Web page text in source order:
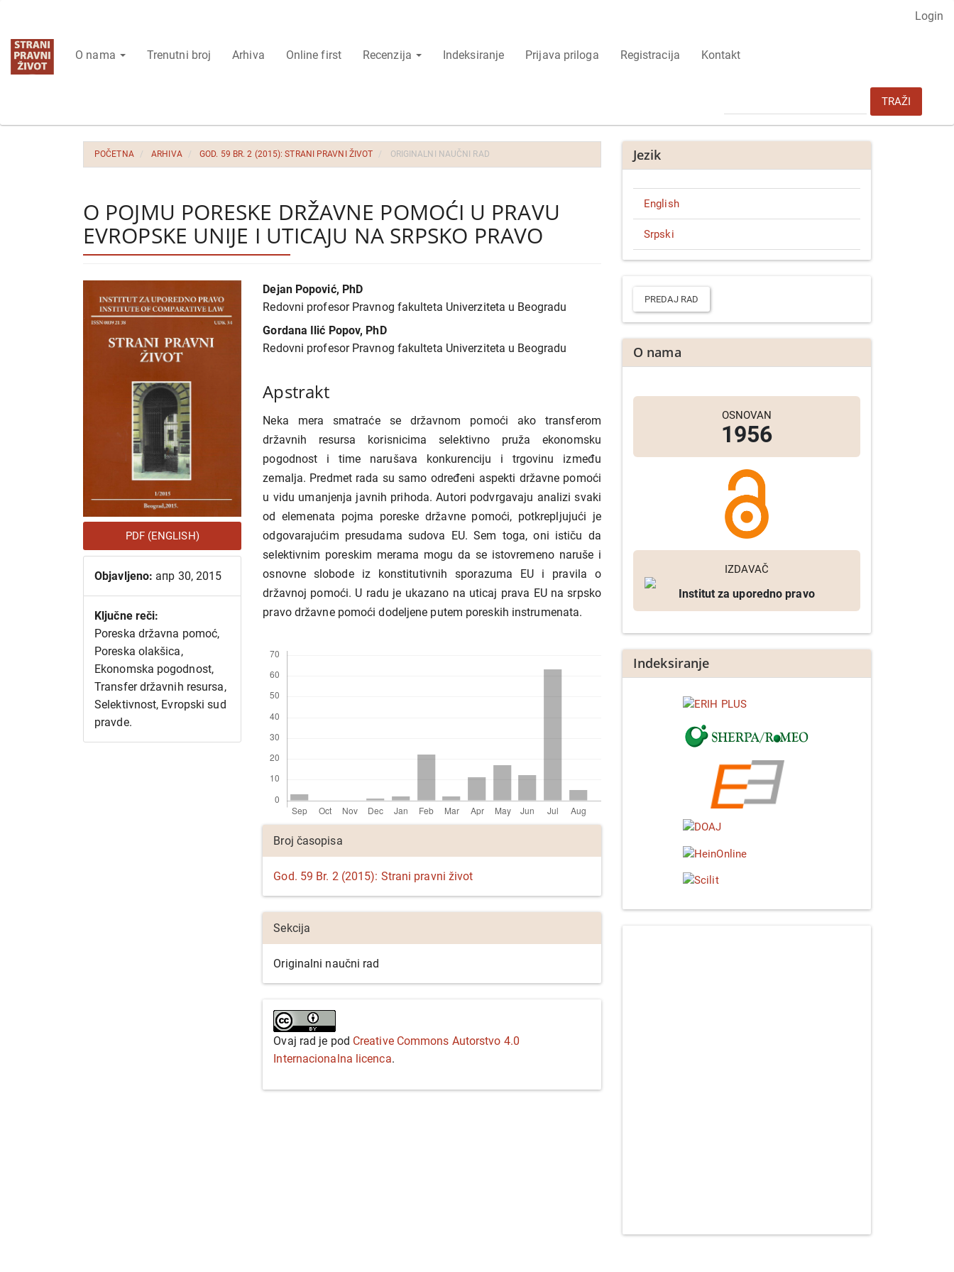
Glavni
sadržaj
Bočna
Login
O nama Trenutni broj Arhiva Online first Recenzija Indeksiranje Prijava priloga Registracija Kontakt
TRAŽI
POČETNA ARHIVA GOD. 59 BR. 2 (2015): STRANI PRAVNI ŽIVOT ORIGINALNI NAUČNI RAD
O POJMU PORESKE DRŽAVNE POMOĆI U PRAVU
EVROPSKE UNIJE I UTICAJU NA SRPSKO PRAVO
Bočna
strana
članka
PDF (ENGLISH)
Objavljeno: апр 30, 2015
Ključne reči:
Poreska državna pomoć,
Poreska olakšica,
Ekonomska pogodnost,
Transfer državnih resursa,
Selektivnost, Evropski sud
pravde.
Glavni
sadržaj
članka
Dejan Popović, PhD
Redovni profesor Pravnog fakulteta Univerziteta u Beogradu
Gordana Ilić Popov, PhD
Redovni profesor Pravnog fakulteta Univerziteta u Beogradu
Apstrakt
Neka mera smatraće se državnom pomoći ako transferom
državnih resursa korisnicima selektivno pruža ekonomsku
pogodnost i time narušava konkurenciju i trgovinu između
zemalja. Predmet rada su samo određeni aspekti državne pomoći
u vidu umanjenja javnih prihoda. Autori podvrgavaju analizi svaki
od elemenata pojma poreske državne pomoći, potkrepljujući je
odgovarajućim presudama sudova EU. Sem toga, oni ističu da
selektivnim poreskim merama mogu da se istovremeno naruše i
osnovne slobode iz konstitutivnih sporazuma EU i pravila o
državnoj pomoći. U radu je ukazano na uticaj prava EU na srpsko
pravo državne pomoći dodeljene putem poreskih instrumenata.
Detalji
članka
Broj časopisa
God. 59 Br. 2 (2015): Strani pravni život
Sekcija
Originalni naučni rad
Ovaj rad je pod Creative Commons Autorstvo 4.0
Internacionalna licenca.
Jezik
English
Srpski
Predaj
radPREDAJ RAD
O nama
OSNOVAN
1956
IZDAVAČ
Institut za uporedno pravo
Indeksiranje